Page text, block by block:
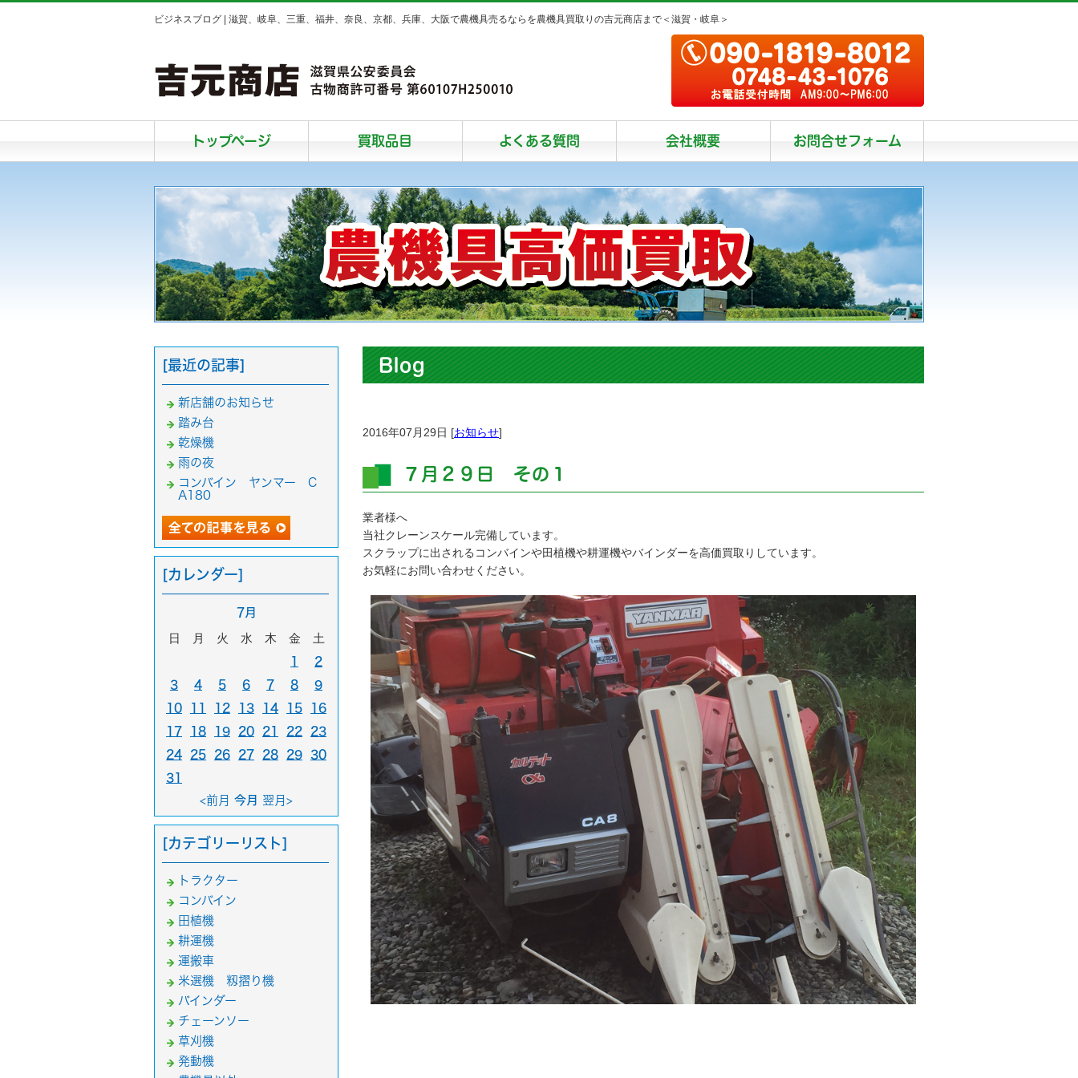
ビジネスブログ | 滋賀、岐阜、三重、福井、奈良、京都、兵庫、大阪で農機具売るならを農機具買取りの吉元商店まで＜滋賀・岐阜＞
トップページ 買取品目 よくある質問 会社概要 お問合せフォーム
Blog
2016年07月29日 [お知らせ]
７月２９日 その１
業者様へ
当社クレーンスケール完備しています。
スクラップに出されるコンバインや田植機や耕運機やバインダーを高価買取りしています。
お気軽にお問い合わせください。
[最近の記事]
新店舗のお知らせ
踏み台
乾燥機
雨の夜
コンバイン ヤンマー C
A180
[カレンダー]
7月
日 月 火 水 木 金 土
1
2
3
4 5 6 7 8
9
10
11 12 13 14 15
16
17
18 19 20 21 22
23
24
25 26 27 28 29
30
31
<前月 今月 翌月>
[カテゴリーリスト]
トラクター
コンバイン
田植機
耕運機
運搬車
米選機 籾摺り機
バインダー
チェーンソー
草刈機
発動機